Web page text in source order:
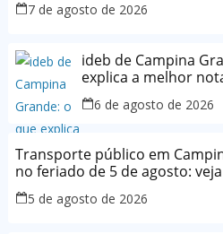
7 de agosto de 2026
ideb de Campina
explica a melhor
história da rede
6 de agosto de 2026
Transporte público em
no feriado de 5 de agosto:
o que muda
5 de agosto de 2026